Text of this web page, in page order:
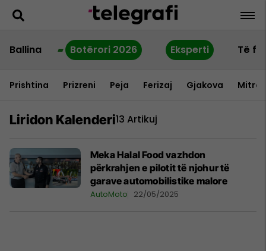
Ballina Botërori 2026 Eksperti Të
Prishtina Prizreni Peja Ferizaj Gjakova
Liridon Kalenderi13 Artikuj
Meka Halal Food vazhdon
përkrahjen e pilotit të njohur të
garave automobilistike malore
AutoMoto 22/05/2025